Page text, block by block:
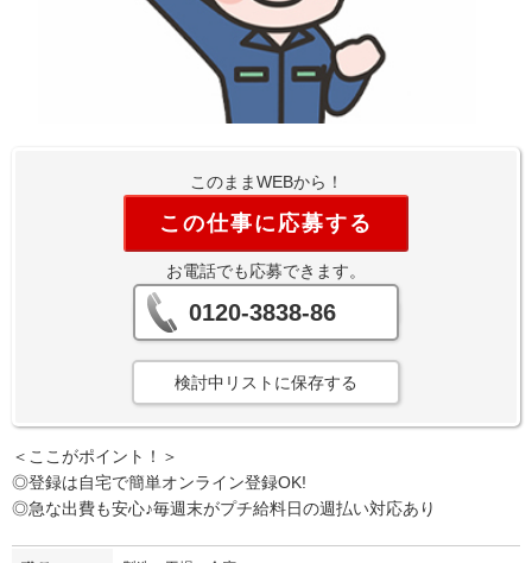
このままWEBから！
この仕事に応募する
お電話でも応募できます。
0120-3838-86
検討中リストに保存する
＜ここがポイント！＞
◎登録は自宅で簡単オンライン登録OK!
◎急な出費も安心♪毎週末がプチ給料日の週払い対応あり